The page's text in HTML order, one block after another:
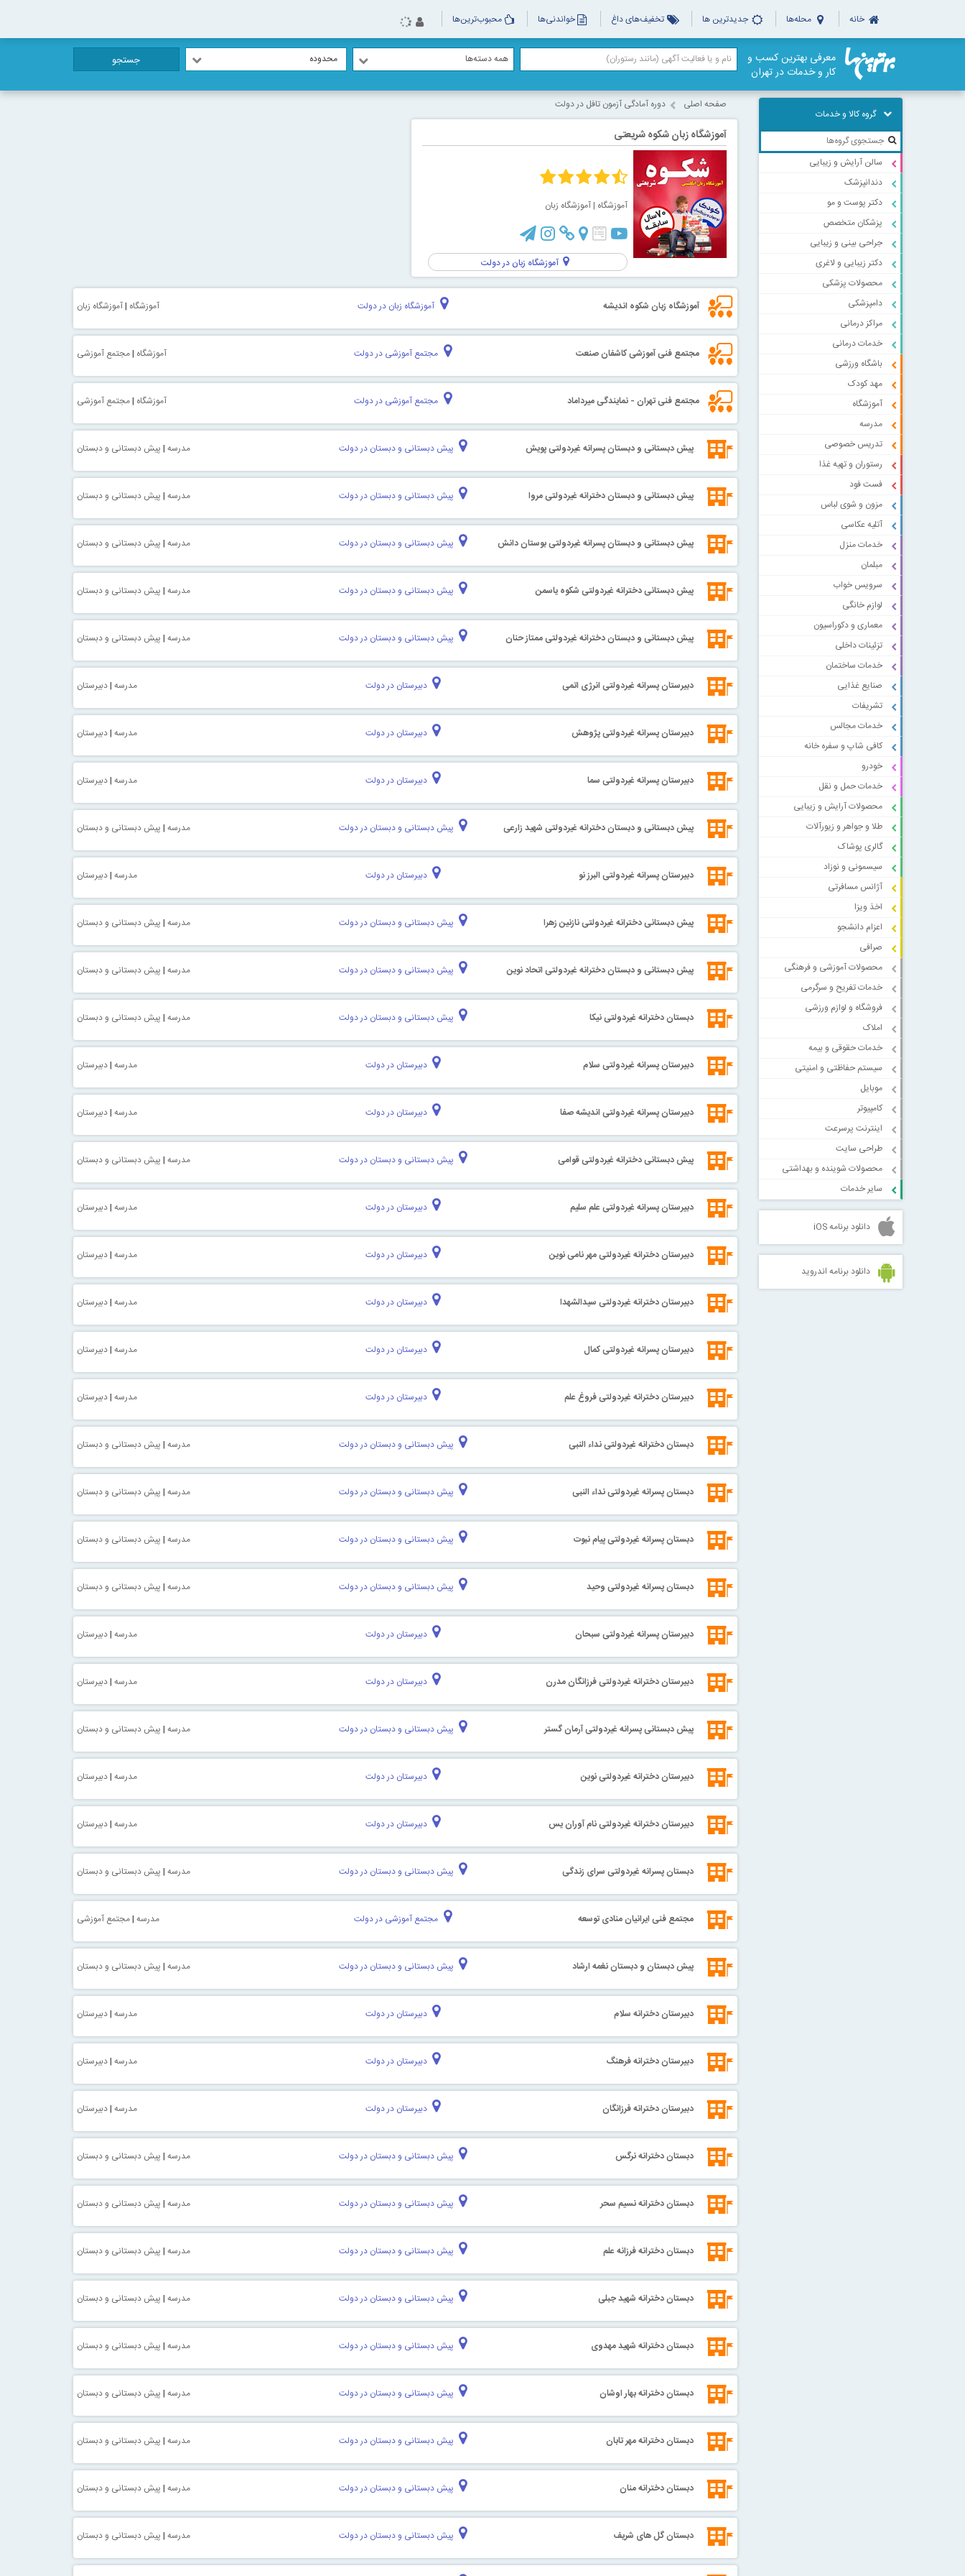
خانه محله‌ها جدیدترین ها تخفیف‌های داغ خواندنی‌ها محبوب‌ترین‌ها
معرفی بهترین کسب و
کار و خدمات در تهران
همه دسته‌ها محدوده جستجو
گروه کالا و خدمات
سالن آرایش و زیبایی
دندانپزشک
دکتر پوست و مو
پزشکان متخصص
جراحی بینی و زیبایی
دکتر زیبایی و لاغری
محصولات پزشکی
دامپزشکی
مراکز درمانی
خدمات درمانی
باشگاه ورزشی
مهد کودک
آموزشگاه
مدرسه
تدریس خصوصی
رستوران و تهیه غذا
فست فود
مزون و شوی لباس
آتلیه عکاسی
خدمات منزل
مبلمان
سرویس خواب
لوازم خانگی
معماری و دکوراسیون
تزئینات داخلی
خدمات ساختمان
صنایع غذایی
تشریفات
خدمات مجالس
کافی شاپ و سفره خانه
خودرو
خدمات حمل و نقل
محصولات آرایش و زیبایی
طلا و جواهر و زیورآلات
گالری پوشاک
سیسمونی و نوزاد
آژانس مسافرتی
اخذ ویزا
اعزام دانشجو
صرافی
محصولات آموزشی و فرهنگی
خدمات تفریح و سرگرمی
فروشگاه و لوازم ورزشی
املاک
خدمات حقوقی و بیمه
سیستم حفاظتی و امنیتی
موبایل
کامپیوتر
اینترنت پرسرعت
طراحی سایت
محصولات شوینده و بهداشتی
سایر خدمات
دانلود برنامه iOS
دانلود برنامه اندروید
صفحه اصلی دوره آمادگی آزمون تافل در دولت
آموزشگاه زبان شکوه شریعتی
آموزشگاه | آموزشگاه زبان
آموزشگاه زبان در دولت
آموزشگاه زبان شکوه اندیشه آموزشگاه زبان در دولت آموزشگاه |آموزشگاه زبان
مجتمع فنی آموزشی کاشفان صنعت مجتمع آموزشی در دولت آموزشگاه |مجتمع آموزشی
مجتمع فنی تهران - نمایندگی میرداماد مجتمع آموزشی در دولت آموزشگاه |مجتمع آموزشی
پیش دبستانی و دبستان پسرانه غیردولتی پویش پیش دبستانی و دبستان در دولت مدرسه| پیش دبستانی و دبستان
پیش دبستانی و دبستان دخترانه غیردولتی مروا پیش دبستانی و دبستان در دولت مدرسه| پیش دبستانی و دبستان
پیش دبستانی و دبستان پسرانه غیردولتی بوستان دانش پیش دبستانی و دبستان در دولت مدرسه| پیش دبستانی و دبستان
پیش دبستانی دخترانه غیردولتی شکوه یاسمن پیش دبستانی و دبستان در دولت مدرسه| پیش دبستانی و دبستان
پیش دبستانی و دبستان دخترانه غیردولتی ممتاز حنان پیش دبستانی و دبستان در دولت مدرسه| پیش دبستانی و دبستان
دبیرستان پسرانه غیردولتی انرژی اتمی دبیرستان در دولت مدرسه|دبیرستان
دبیرستان پسرانه غیردولتی پژوهش دبیرستان در دولت مدرسه|دبیرستان
دبیرستان پسرانه غیردولتی سما دبیرستان در دولت مدرسه|دبیرستان
پیش دبستانی و دبستان دخترانه غیردولتی شهید زارعی پیش دبستانی و دبستان در دولت مدرسه| پیش دبستانی و دبستان
دبیرستان پسرانه غیردولتی البرز نو دبیرستان در دولت مدرسه|دبیرستان
پیش دبستانی دخترانه غیردولتی نازنین زهرا پیش دبستانی و دبستان در دولت مدرسه| پیش دبستانی و دبستان
پیش دبستانی و دبستان دخترانه غیردولتی اتحاد نوین پیش دبستانی و دبستان در دولت مدرسه| پیش دبستانی و دبستان
دبستان دخترانه غیردولتی نیکا پیش دبستانی و دبستان در دولت مدرسه| پیش دبستانی و دبستان
دبیرستان پسرانه غیردولتی سلام دبیرستان در دولت مدرسه|دبیرستان
دبیرستان پسرانه غیردولتی اندیشه صفا دبیرستان در دولت مدرسه|دبیرستان
پیش دبستانی دخترانه غیردولتی قوامی پیش دبستانی و دبستان در دولت مدرسه| پیش دبستانی و دبستان
دبیرستان پسرانه غیردولتی علم سلیم دبیرستان در دولت مدرسه|دبیرستان
دبیرستان دخترانه غیردولتی مهر نامی نوین دبیرستان در دولت مدرسه|دبیرستان
دبیرستان دخترانه غیردولتی سیدالشهدا دبیرستان در دولت مدرسه|دبیرستان
دبیرستان پسرانه غیردولتی کمال دبیرستان در دولت مدرسه|دبیرستان
دبیرستان دخترانه غیردولتی فروغ علم دبیرستان در دولت مدرسه|دبیرستان
دبستان دخترانه غیردولتی نداء النبی پیش دبستانی و دبستان در دولت مدرسه| پیش دبستانی و دبستان
دبستان پسرانه غیردولتی نداء النبی پیش دبستانی و دبستان در دولت مدرسه| پیش دبستانی و دبستان
دبستان پسرانه غیردولتی پیام نبوت پیش دبستانی و دبستان در دولت مدرسه| پیش دبستانی و دبستان
دبستان پسرانه غیردولتی وحید پیش دبستانی و دبستان در دولت مدرسه| پیش دبستانی و دبستان
دبیرستان پسرانه غیردولتی سبحان دبیرستان در دولت مدرسه|دبیرستان
دبیرستان دخترانه غیردولتی فرزانگان مدرن دبیرستان در دولت مدرسه|دبیرستان
پیش دبستانی پسرانه غیردولتی آرمان گستر پیش دبستانی و دبستان در دولت مدرسه| پیش دبستانی و دبستان
دبیرستان دخترانه غیردولتی نوین دبیرستان در دولت مدرسه|دبیرستان
دبیرستان دخترانه غیردولتی نام آوران یس دبیرستان در دولت مدرسه|دبیرستان
دبستان پسرانه غیردولتی سرای زندگی پیش دبستانی و دبستان در دولت مدرسه| پیش دبستانی و دبستان
مجتمع فنی ایرانیان منادی توسعه مجتمع آموزشی در دولت مدرسه|مجتمع آموزشی
پیش دبستان و دبستان نغمه ارشاد پیش دبستانی و دبستان در دولت مدرسه| پیش دبستانی و دبستان
دبیرستان دخترانه سلام دبیرستان در دولت مدرسه|دبیرستان
دبیرستان دخترانه فرهنگ دبیرستان در دولت مدرسه|دبیرستان
دبيرستان دخترانه فرزانگان دبیرستان در دولت مدرسه|دبیرستان
دبستان دخترانه نرگس پیش دبستانی و دبستان در دولت مدرسه| پیش دبستانی و دبستان
دبستان دخترانه نسیم سحر پیش دبستانی و دبستان در دولت مدرسه| پیش دبستانی و دبستان
دبستان دخترانه فرزانه علم پیش دبستانی و دبستان در دولت مدرسه| پیش دبستانی و دبستان
دبستان دخترانه شهید جبلی پیش دبستانی و دبستان در دولت مدرسه| پیش دبستانی و دبستان
دبستان دخترانه شهید مهدوی پیش دبستانی و دبستان در دولت مدرسه| پیش دبستانی و دبستان
دبستان دخترانه بهار اوشان پیش دبستانی و دبستان در دولت مدرسه| پیش دبستانی و دبستان
دبستان دخترانه مهر تابان پیش دبستانی و دبستان در دولت مدرسه| پیش دبستانی و دبستان
دبستان دخترانه منان پیش دبستانی و دبستان در دولت مدرسه| پیش دبستانی و دبستان
دبستان گل های شریف پیش دبستانی و دبستان در دولت مدرسه| پیش دبستانی و دبستان